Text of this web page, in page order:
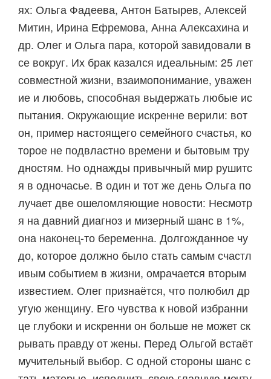
ях: Ольга Фадеева, Антон Батырев, Алексей
Митин, Ирина Ефремова, Анна Алексахина и
др. Олег и Ольга пара, которой завидовали в
се вокруг. Их брак казался идеальным: 25 лет
совместной жизни, взаимопонимание, уважен
ие и любовь, способная выдержать любые ис
пытания. Окружающие искренне верили: вот
он, пример настоящего семейного счастья, ко
торое не подвластно времени и бытовым тру
дностям. Но однажды привычный мир рушитс
я в одночасье. В один и тот же день Ольга по
лучает две ошеломляющие новости: Несмотр
я на давний диагноз и мизерный шанс в 1%,
она наконец‑то беременна. Долгожданное чу
до, которое должно было стать самым счастл
ивым событием в жизни, омрачается вторым
известием. Олег признаётся, что полюбил др
угую женщину. Его чувства к новой избранни
це глубоки и искренни он больше не может ск
рывать правду от жены. Перед Ольгой встаёт
мучительный выбор. С одной стороны шанс с